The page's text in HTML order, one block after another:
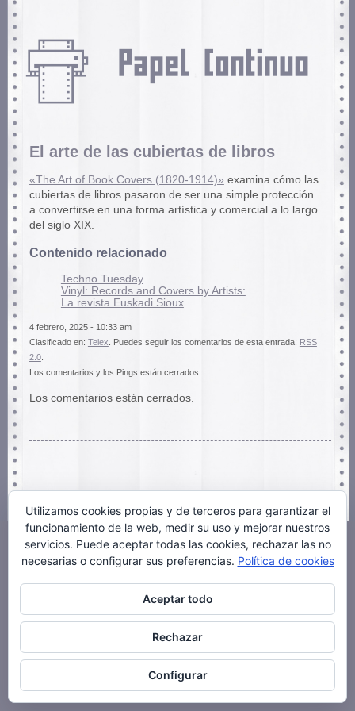
El arte de las cubiertas de libros
«The Art of Book Covers (1820-1914)» examina cómo las
cubiertas de libros pasaron de ser una simple protección
a convertirse en una forma artística y comercial a lo largo
del siglo XIX.
Contenido relacionado
Techno Tuesday
Vinyl: Records and Covers by Artists:
La revista Euskadi Sioux
4 febrero, 2025 - 10:33 am
Clasificado en: Telex . Puedes seguir los comentarios de esta entrada: RSS
2.0.
Los comentarios y los Pings están cerrados.
Los comentarios están cerrados.
Utilizamos cookies propias y de terceros para garantizar el
funcionamiento de la web, medir su uso y mejorar nuestros
servicios. Puede aceptar todas las cookies, rechazar las no
necesarias o configurar sus preferencias. Política de cookies
Aceptar todo
Rechazar
Configurar